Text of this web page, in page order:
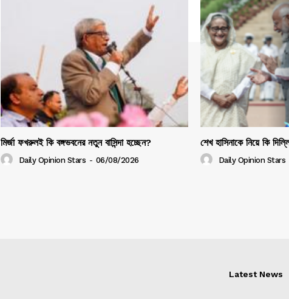
মির্জা ফখরুলই কি বঙ্গভবনের নতুন বাসিন্দা হচ্ছেন?
Daily Opinion Stars - 06/08/2026
শেখ হাসিনাকে নিয়ে কি
Daily Opinion Stars
Latest News